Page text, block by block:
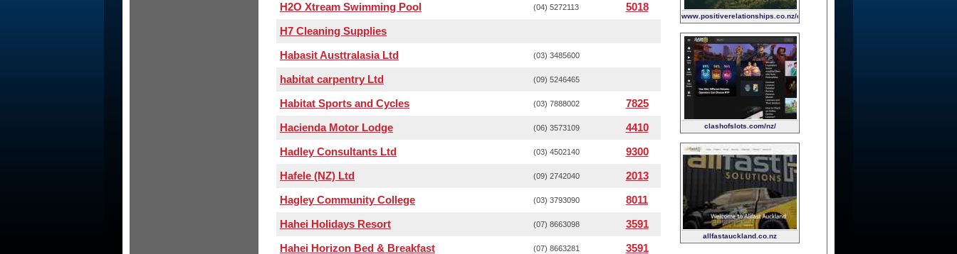
www.positiverelationships.co.nz/child-
clashofslots.com/nz/
allfastauckland.co.nz
H2O Xtream Swimming Pool
(04) 5272113
5018
H7 Cleaning Supplies
Habasit Austtralasia Ltd
(03) 3485600
habitat carpentry Ltd (09) 5246465
Habitat Sports and Cycles (03) 7888002
7825
Hacienda Motor Lodge
(06) 3573109
4410
Hadley Consultants Ltd
(03) 4502140
9300
Hafele (NZ) Ltd
(09) 2742040
2013
Hagley Community College
(03) 3793090
8011
Hahei Holidays Resort
(07) 8663098
3591
Hahei Horizon Bed & Breakfast
(07) 8663281 3591